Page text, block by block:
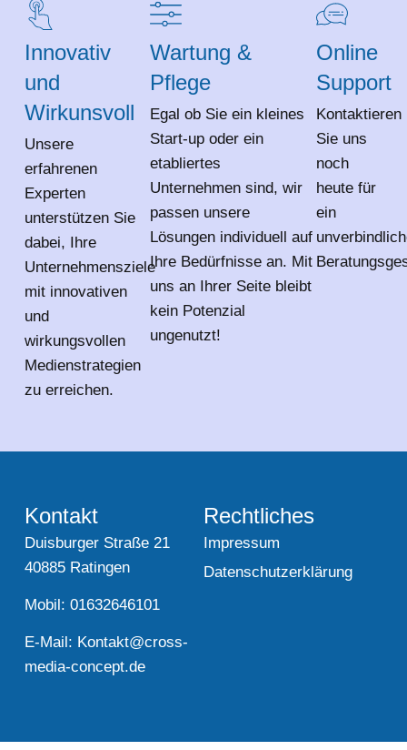
Innovativ
und
Wirkunsvoll
Unsere
erfahrenen
Experten
unterstützen Sie
dabei, Ihre
Unternehmensziele
mit innovativen
und
wirkungsvollen
Medienstrategien
zu erreichen.
Wartung &
Pflege
Egal ob Sie ein kleines
Start-up oder ein
etabliertes
Unternehmen sind, wir
passen unsere
Lösungen individuell auf
Ihre Bedürfnisse an. Mit
uns an Ihrer Seite bleibt
kein Potenzial
ungenutzt!
Online
Support
Kontaktieren
Sie uns
noch
heute für
ein
Kontakt
Duisburger Straße 21
40885 Ratingen
Mobil: 01632646101
E-Mail: Kontakt@cross-
media-concept.de
Rechtliches
Impressum
Datenschutzerklärung